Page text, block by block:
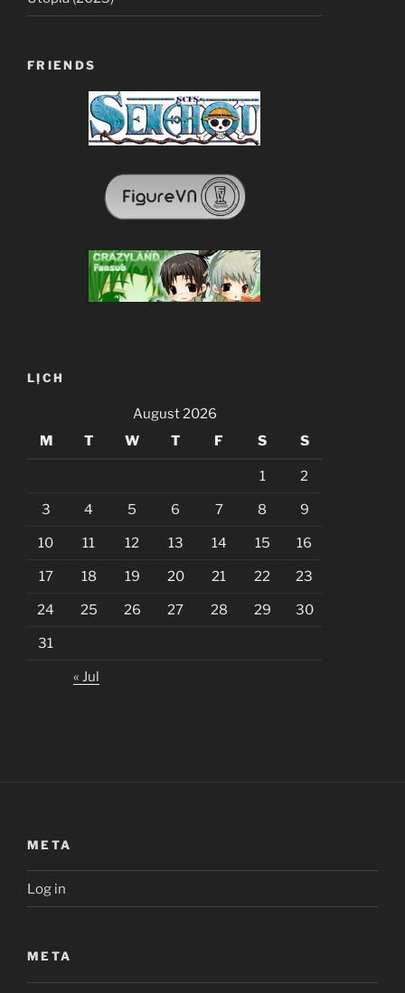
FRIENDS
LỊCH
August 2026
M
T W T F S S
1 2
3 4 5 6 7 8 9
10 11 12 13 14 15 16
17 18 19 20 21 22 23
24 25 26 27 28 29 30
31
« Jul
META
Log in
META